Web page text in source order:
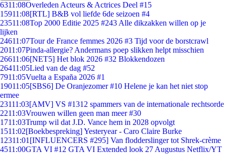
6311:08Overleden Acteurs & Actrices Deel #15
15911:08[RTL] B&B vol liefde 6de seizoen #4
23511:08Top 2000 Editie 2025 #243 Alle dikzakken willen op je
lijken
24611:07Tour de France femmes 2026 #3 Tijd voor de borstcrawl
2011:07Pinda-allergie? Andermans poep slikken helpt misschien
26611:06[NET5] Het blok 2026 #32 Blokkendozen
26411:05Lied van de dag #52
7911:05Vuelta a España 2026 #1
19011:05[SBS6] De Oranjezomer #10 Helene je kan het niet stop
ermee
23111:03[AMV] VS #1312 spammers van de internationale rechtsorde
2211:03Vrouwen willen geen man meer #30
1711:03Trump wil dat J.D. Vance hem in 2028 opvolgt
1511:02[Boekbespreking] Yesteryear - Caro Claire Burke
12311:01 [INFLUENCERS #295] Van flodderslinger tot Shrek-crème
4511:00GTA VI #12 GTA VI Extended look 27 Augustus Netflix/YT